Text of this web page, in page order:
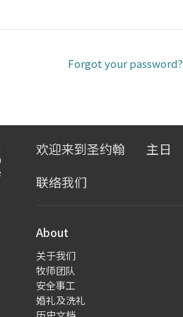
Forgot your password?
欢迎来到圣约翰 主日
联络我们
About
关于我们
牧师团队
安全事工
婚礼及洗礼